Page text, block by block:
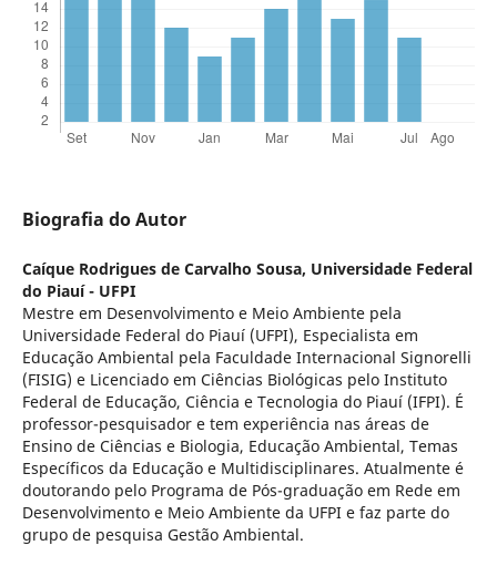
Biografia do Autor
Caíque Rodrigues de Carvalho Sousa, Universidade Federal
do Piauí - UFPI
Mestre em Desenvolvimento e Meio Ambiente pela
Universidade Federal do Piauí (UFPI), Especialista em
Educação Ambiental pela Faculdade Internacional Signorelli
(FISIG) e Licenciado em Ciências Biológicas pelo Instituto
Federal de Educação, Ciência e Tecnologia do Piauí (IFPI). É
professor-pesquisador e tem experiência nas áreas de
Ensino de Ciências e Biologia, Educação Ambiental, Temas
Específicos da Educação e Multidisciplinares. Atualmente é
doutorando pelo Programa de Pós-graduação em Rede em
Desenvolvimento e Meio Ambiente da UFPI e faz parte do
grupo de pesquisa Gestão Ambiental.